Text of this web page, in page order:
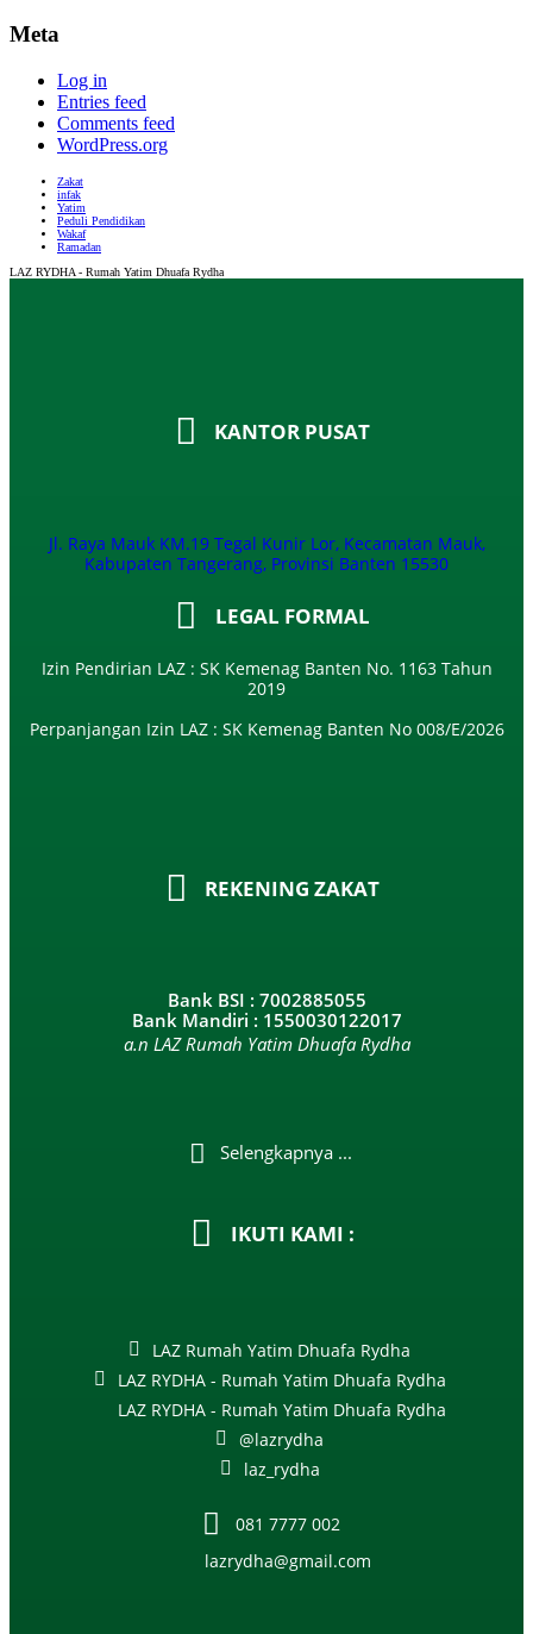
Meta
Log in
Entries feed
Comments feed
WordPress.org
Zakat
infak
Yatim
Peduli Pendidikan
Wakaf
Ramadan
LAZ RYDHA - Rumah Yatim Dhuafa Rydha
KANTOR PUSAT
Jl. Raya Mauk KM.19 Tegal Kunir Lor, Kecamatan Mauk,
Kabupaten Tangerang, Provinsi Banten 15530
LEGAL FORMAL
Izin Pendirian LAZ : SK Kemenag Banten No. 1163 Tahun
2019
Perpanjangan Izin LAZ : SK Kemenag Banten No 008/E/2026​
REKENING ZAKAT
Bank BSI : 7002885055
Bank Mandiri : 1550030122017
a.n LAZ Rumah Yatim Dhuafa Rydha
Selengkapnya ...
IKUTI KAMI :
LAZ Rumah Yatim Dhuafa Rydha
LAZ RYDHA - Rumah Yatim Dhuafa Rydha
LAZ RYDHA - Rumah Yatim Dhuafa Rydha
@lazrydha
laz_rydha
081 7777 002
lazrydha@gmail.com